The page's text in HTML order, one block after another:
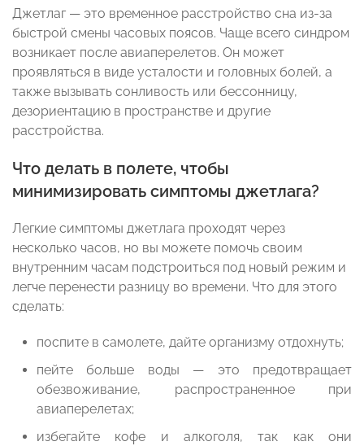
Джетлаг — это временное расстройство сна из-за
быстрой смены часовых поясов. Чаще всего синдром
возникает после авиаперелетов. Он может
проявляться в виде усталости и головных болей, а
также вызывать сонливость или бессонницу,
дезориентацию в пространстве и другие
расстройства.
Что делать в полете, чтобы
минимизировать симптомы джетлага?
Легкие симптомы джетлага проходят через
несколько часов, но вы можете помочь своим
внутренним часам подстроиться под новый режим и
легче перенести разницу во времени. Что для этого
сделать:
поспите в самолете, дайте организму отдохнуть;
пейте больше воды — это предотвращает
обезвоживание, распространенное при
авиаперелетах;
избегайте кофе и алкоголя, так как они